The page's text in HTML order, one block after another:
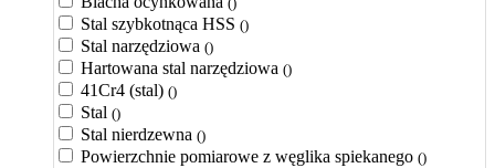
Stal szybkotnąca HSS ()
Stal narzędziowa ()
Hartowana stal narzędziowa ()
41Cr4 (stal) ()
Stal ()
Stal nierdzewna ()
Powierzchnie pomiarowe z węglika spiekanego ()